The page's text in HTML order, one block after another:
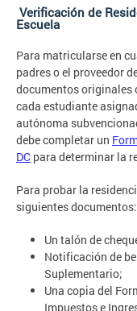
Verificación de
Escuela
Para matricularse en
padres o el proveedor
documentos originales
cada estudiante
autónoma
debe completar un
DC para determinar la
Para probar la
siguientes documentos:
Un talón de
Notificación de
Suplementario;
Una copia del
Impuestos e